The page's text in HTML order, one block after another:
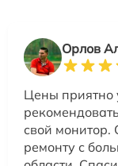
Орлов
Цены приятно
свой монитор.
ремонту с